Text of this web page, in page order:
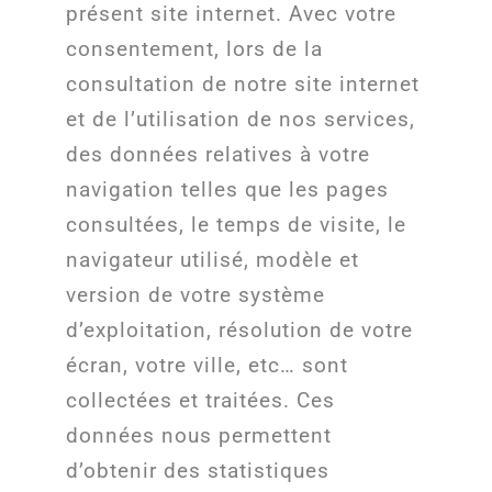
présent site internet. Avec votre
consentement, lors de la
consultation de notre site internet
et de l’utilisation de nos services,
des données relatives à votre
navigation telles que les pages
consultées, le temps de visite, le
navigateur utilisé, modèle et
version de votre système
d’exploitation, résolution de votre
écran, votre ville, etc… sont
collectées et traitées. Ces
données nous permettent
d’obtenir des statistiques